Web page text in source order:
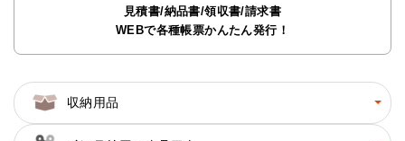
見積書/納品書/領収書/請求書
WEBで各種帳票かんたん発行！
収納用品